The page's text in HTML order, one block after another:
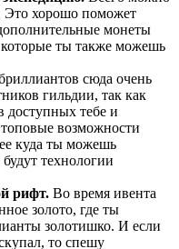
Это хорошо поможет
монеты
которые ты также можешь
сюда очень
гильдии, так как
доступных тебе и
возможности
куда ты можешь
технологии
рифт. Во время ивента
золото, где ты
золотишко. И если
то спешу